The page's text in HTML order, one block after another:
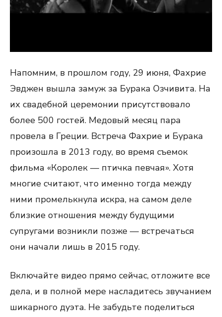
Напомним, в прошлом году, 29 июня, Фахрие
Эвджен вышла замуж за Бурака Озчивита. На
их свадебной церемонии присутствовало
более 500 гостей. Медовый месяц пара
провела в Греции. Встреча Фахрие и Бурака
произошла в 2013 году, во время съемок
фильма «Королек — птичка певчая». Хотя
многие считают, что именно тогда между
ними промелькнула искра, на самом деле
близкие отношения между будущими
супругами возникли позже — встречаться
они начали лишь в 2015 году.
Включайте видео прямо сейчас, отложите все
дела, и в полной мере насладитесь звучанием
шикарного дуэта. Не забудьте поделиться